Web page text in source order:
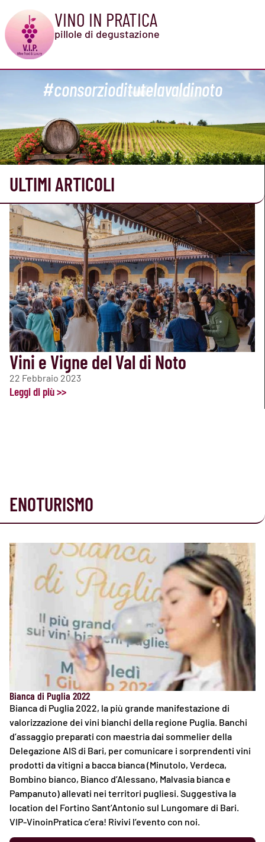
VINO IN PRATICA
pillole di degustazione
#consorzioditutelavaldinoto
ULTIMI ARTICOLI
Vini e Vigne del Val di Noto
22 Febbraio 2023
Leggi di più >>
ENOTURISMO
Bianca di Puglia 2022
Bianca di Puglia 2022, la più grande manifestazione di
valorizzazione dei vini bianchi della regione Puglia. Banchi
d’assaggio preparati con maestria dai sommelier della
Delegazione AIS di Bari, per comunicare i sorprendenti vini
prodotti da vitigni a bacca bianca (Minutolo, Verdeca,
Bombino bianco, Bianco d’Alessano, Malvasia bianca e
Pampanuto) allevati nei territori pugliesi. Suggestiva la
location del Fortino Sant’Antonio sul Lungomare di Bari.
VIP-VinoinPratica c’era! Rivivi l’evento con noi.